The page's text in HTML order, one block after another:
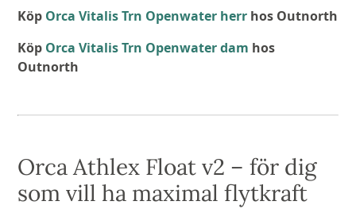
Köp Orca Vitalis Trn Openwater herr hos Outnorth
Köp Orca Vitalis Trn Openwater dam hos
Outnorth
Orca Athlex Float v2 – för dig
som vill ha maximal flytkraft